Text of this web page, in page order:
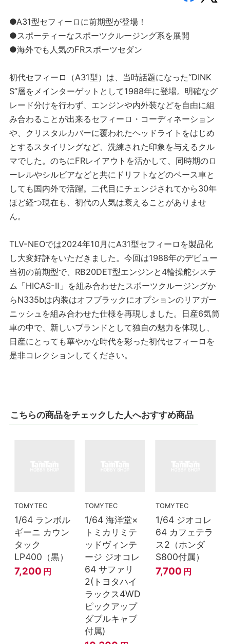
●A31型セフィーロに前期型が登場！
●スポーティーなスポーツクルージング系を展開
●海外でも人気のFRスポーツセダン
初代セフィーロ（A31型）は、当時話題になった“DINK
S”層をメインターゲットとして1988年に登場。明確なグ
レード分けを行わず、エンジンや内外装などを自由に組
み合わることが出来るセフィーロ・コーディネーション
や、クリスタルカバーに覆われたヘッドライトをはじめ
とするスタイリングなど、洗練された印象を与えるクル
マでした。のちにFRレイアウトを活かして、同時期のロ
ーレルやシルビアなどと共にドリフトなどのベース車と
しても国内外で活躍。二代目にチェンジされてから30年
ほど経つ現在も、初代の人気は衰えることがありませ
ん。
TLV-NEOでは2024年10月にA31型セフィーロを製品化
し大変好評をいただきました。今回は1988年のデビュー
当初の前期型で、RB20DET型エンジンと4輪操舵システ
ム「HICAS-Ⅱ」を組み合わせたスポーツクルージングか
らN335bは内装はオフブラックにオプションのリアガー
ニッシュを組み合わせた仕様を再現しました。日産6気筒
車の中で、新しいブランドとして独自の魅力を体現し、
日産にとっても華やかな時代を彩った初代セフィーロを
是非コレクションしてください。
こちらの商品をチェックした人へおすすめ商品
TOMYTEC
1/64 ランボル
ギーニ カウン
タック
LP400（黒）
7,200 円
TOMYTEC
1/64 海洋堂×
トミカリミテ
ッドヴィンテ
ージ ジオコレ
64 サファリ
2(トヨタハイ
ラックス4WD
ピックアップ
ダブルキャブ
付属)
TOMYTEC
1/64 ジオコレ
64 カフェテラ
ス2（ホンダ
S800付属）
7,700 円